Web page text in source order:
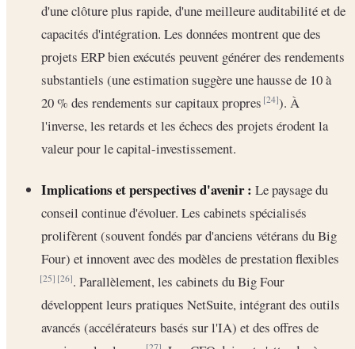
d'une clôture plus rapide, d'une meilleure auditabilité et de
capacités d'intégration. Les données montrent que des
projets ERP bien exécutés peuvent générer des rendements
substantiels (une estimation suggère une hausse de 10 à
20 % des rendements sur capitaux propres[24]). À
l'inverse, les retards et les échecs des projets érodent la
valeur pour le capital-investissement.
Implications et perspectives d'avenir : Le paysage du
conseil continue d'évoluer. Les cabinets spécialisés
prolifèrent (souvent fondés par d'anciens vétérans du Big
Four) et innovent avec des modèles de prestation flexibles
[25] [26]. Parallèlement, les cabinets du Big Four
développent leurs pratiques NetSuite, intégrant des outils
avancés (accélérateurs basés sur l'IA) et des offres de